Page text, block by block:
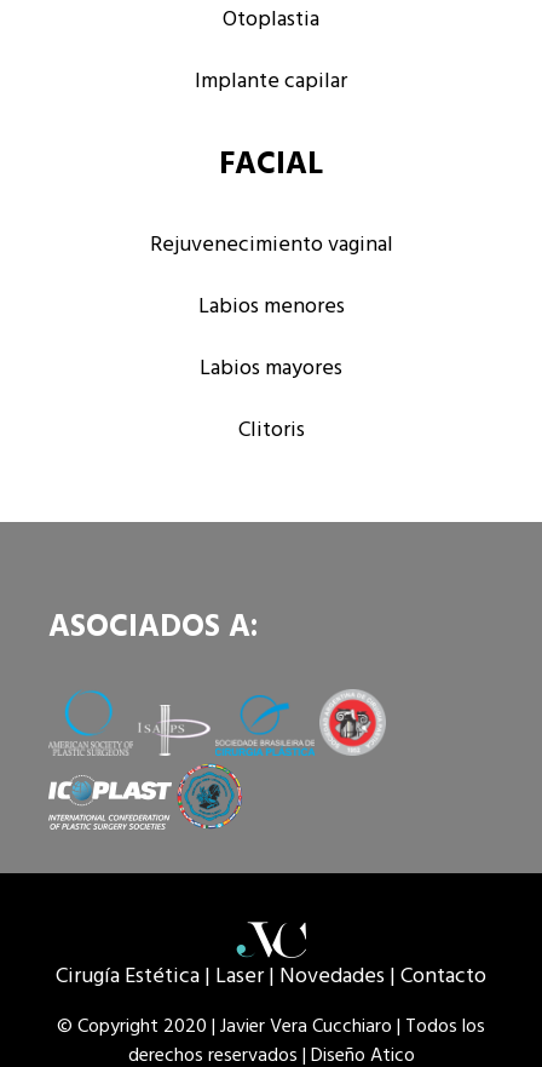
Otoplastia
Implante capilar
FACIAL
Rejuvenecimiento vaginal
Labios menores
Labios mayores
Clitoris
ASOCIADOS A:
Cirugía Estética | Laser | Novedades |Contacto
© Copyright 2020 | Javier Vera Cucchiaro | Todos los
derechos reservados | Diseño Atico